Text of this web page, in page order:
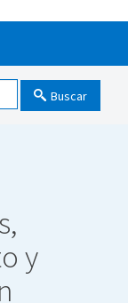
Buscar
y